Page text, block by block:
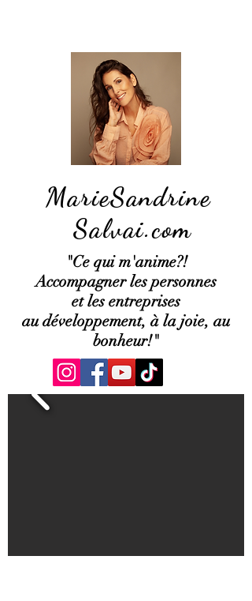
MarieSandrine
Salvai.com
"Ce quim'anime?!
Accompagner les personnes
et les entreprises
au développement, à la joie, au
bonheur!"